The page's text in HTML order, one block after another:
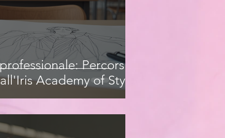
Percorsi
Academy of Style